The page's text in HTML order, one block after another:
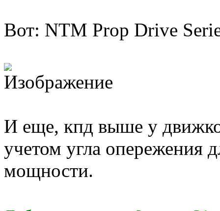
Вот: NTM Prop Drive
И еще, кпд выше у
учетом угла опережения
мощности.